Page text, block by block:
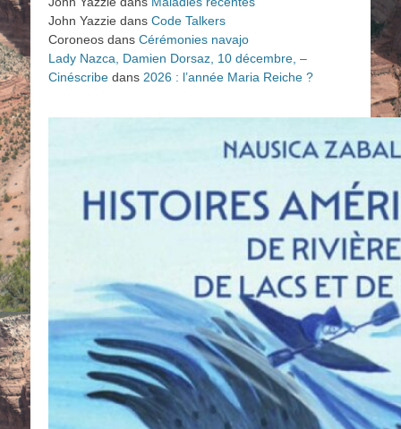
John Yazzie dans Code Talkers
Coroneos dans Cérémonies navajo
Lady Nazca, Damien Dorsaz, 10 décembre, –
Cinéscribe dans 2026 : l’année Maria Reiche ?